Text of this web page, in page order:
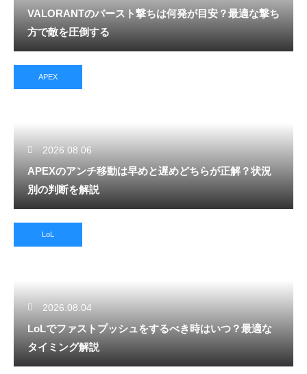
VALORANTのバースト撃ちは何発が目安？最適な撃ち
方で敵を圧倒する
APEX
2026.08.06
APEXのアンチ移動は早めと遅めどちらが正解？状況
別の判断を解説
LoL
2026.08.04
LoLでファストプッシュをするべき時はいつ？最適な
タイミング解説